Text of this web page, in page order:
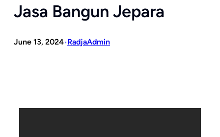
Jasa Bangun Jepara
June 13, 2024•RadjaAdmin